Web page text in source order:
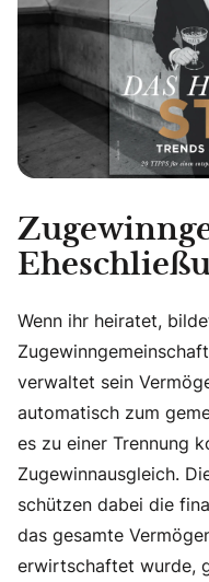
Wenn ihr heiratet,
verwaltet sein
automatisch zum
es zu einer Trennung
Zugewinnausgleich.
schützen dabei die
das gesamte
erwirtschaftet wurde,